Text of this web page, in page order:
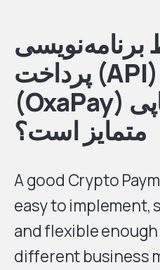
برنامه‌نویسی
کاربردی (API) پرداخت
کریپتوی اکساپی (OxaPay)
متمایز است؟
A good Crypto
easy to implement,
and flexible
different business